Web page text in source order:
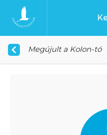
Ugrás a tartalomhoz
Főoldal
Megújult a Kolon-tó